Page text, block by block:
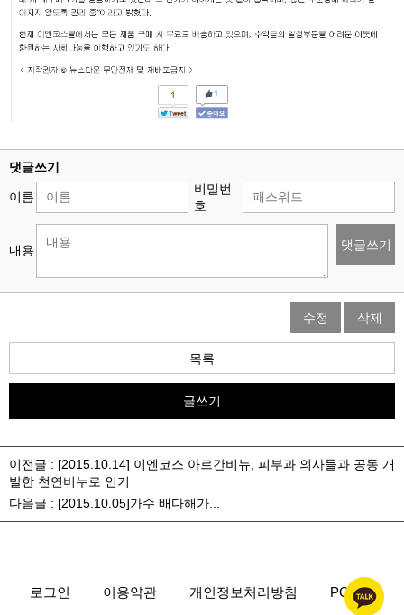
댓글쓰기
이름
비밀번
호
내용 댓글쓰기
수정 삭제
목록
글쓰기
이전글 : [2015.10.14] 이엔코스 아르간비뉴, 피부과 의사들과 공동 개
발한 천연비누로 인기
다음글 : [2015.10.05]가수 배다해가...
로그인 이용약관 개인정보처리방침 PC ver.